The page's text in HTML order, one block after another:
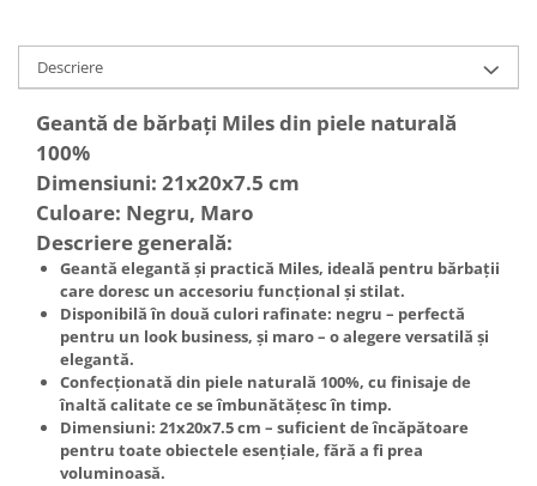
Descriere
Geantă de bărbați Miles din piele naturală
100%
Dimensiuni: 21x20x7.5 cm
Culoare: Negru, Maro
Descriere generală:
Geantă elegantă și practică Miles, ideală pentru bărbații
care doresc un accesoriu funcțional și stilat.
Disponibilă în două culori rafinate: negru – perfectă
pentru un look business, și maro– o alegere versatilă și
elegantă.
Confecționată din piele naturală 100%, cu finisaje de
înaltă calitate ce se îmbunătățesc în timp.
Dimensiuni: 21x20x7.5 cm – suficient de încăpătoare
pentru toate obiectele esențiale, fără a fi prea
voluminoasă.